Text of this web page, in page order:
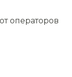
операторов